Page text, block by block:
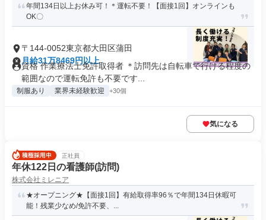
年間134日以上お休み可！＊運転不要！【面接1回】オンラインも
OK〇
〒144-0052東京都大田区蒲田
月給31万8469円以上
資格 作業療法士免許取得者 ＊訪問先は自転車で行ける程度の
範囲なので運転免許も不要です...
制服あり 業界未経験歓迎 +30個
気になる
正社員
年休122日の看護師(訪問)
株式会社ミレニア
★オープニング★【面接1回】有給取得率96％で年間134日休暇可
能！残業少なめ/免許不要、...